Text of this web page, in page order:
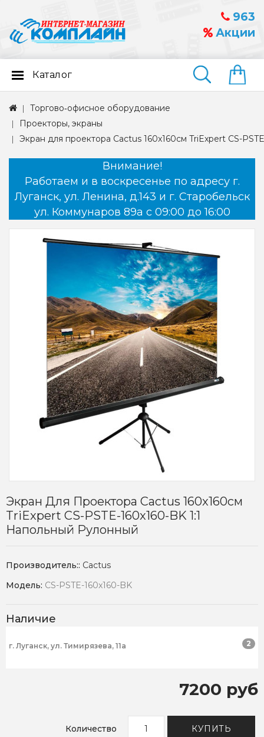
963
Акции
Найти
Каталог
Торгово‑офисное оборудование
Проекторы, экраны
Экран для проектора Cactus 160x160см TriExpert CS-
Внимание!
Работаем и в воскресенье по адресу г.
Луганск, ул. Ленина, д.143 и г. Старобельск
ул. Коммунаров 89а с 09:00 до 16:00
Экран Для Проектора Cactus 160x160см
TriExpert CS-PSTE-160x160-BK 1:1
Напольный Рулонный
Производитель:: Cactus
Модель: CS-PSTE-160x160-BK
Наличие
г. Луганск, ул. Тимирязева, 11а 2
7200 руб
Количество КУПИТЬ